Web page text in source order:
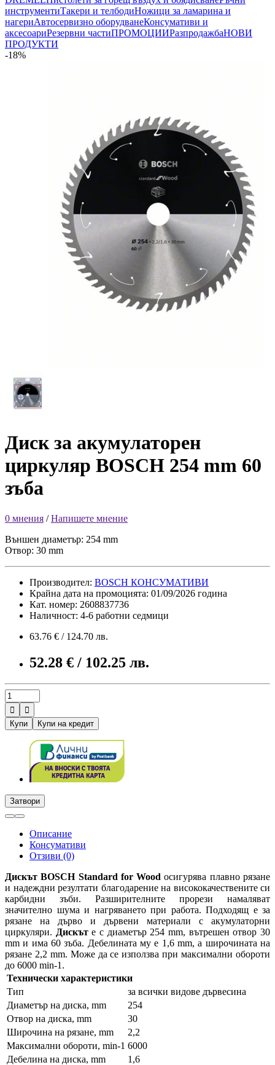
инструментиТакери и телбодиНожици за ламарина и
нагериАвтосервизно оборудванеКонсумативи и
аксесоариРезервни частиПРОМОЦИИРазпродажбаНОВИ
ПРОДУКТИ
-18%
Диск за акумулаторен
циркуляр BOSCH 254 mm 60
зъба
0 мнения /Напишете мнение
Външен диаметър: 254 mm
Отвор: 30 mm
Производител: BOSCH КОНСУМАТИВИ
Крайна дата на промоцията: 01/09/2026 година
Кат. номер: 2608837736
Наличност: 4-6 работни седмици
63.76 € / 124.70 лв.
52.28 € / 102.25 лв.


Купи
Купи на кредит
Затвори
Описание
Консумативи
Отзиви (0)
ДискътBOSCH Standard for Wood осигурява плавно рязане
и надеждни резултати благодарение на висококачествените си
карбидни зъби. Разширителните прорези намаляват
значително шума и нагряването при работа. Подходящ е за
рязане на дърво и дървени материали с акумулаторни
циркуляри. Дискъте с диаметър 254 mm, вътрешен отвор 30
mm и има 60 зъба. Дебелината му е 1,6 mm, а широчината на
рязане 2,2 mm. Може да се използва при максимални обороти
до 6000 min-1.
Технически характеристики
Тип
за всички видове дървесина
Диаметър на диска, mm
254
Отвор на диска, mm
30
Широчина на рязане, mm
2,2
Максимални обороти, min-1 6000
Дебелина на диска, mm
1,6